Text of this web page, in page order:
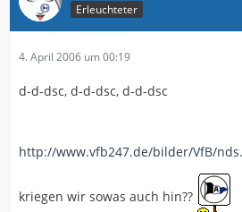
Erleuchteter
4. April 2006 um 00:19
d-d-dsc, d-d-dsc, d-d-dsc
http://www.vfb247.de/bilder/VfB/
kriegen wir sowas auch hin??